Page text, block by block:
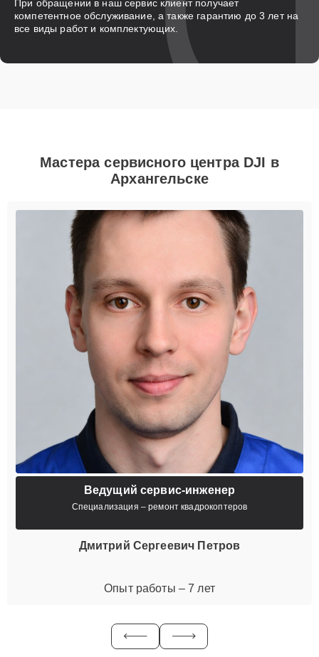
При обращении в наш сервис клиент получает
компетентное обслуживание, а также гарантию до 3 лет на
все виды работ и комплектующих.
Мастера сервисного центра DJI в
Архангельске
Ведущий сервис-инженер
Специализация – ремонт квадрокоптеров
Дмитрий Сергеевич Петров
Опыт работы – 7 лет